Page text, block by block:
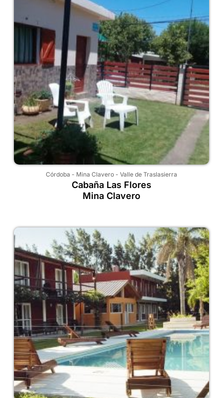
Córdoba - Mina Clavero - Valle de Traslasierra
Cabaña Las Flores
Mina Clavero